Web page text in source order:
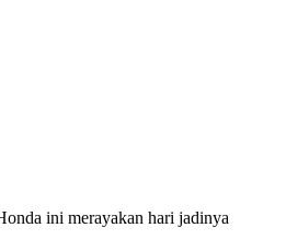
ini merayakan hari jadinya